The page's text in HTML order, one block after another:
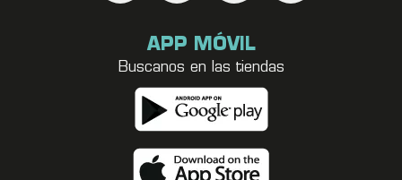
APP MÓVIL
Buscanos en las tiendas